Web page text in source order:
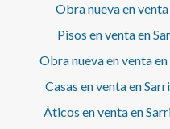
Obra nueva en
Pisos en venta en
Obra nueva en venta
Casas en venta en
Áticos en venta en